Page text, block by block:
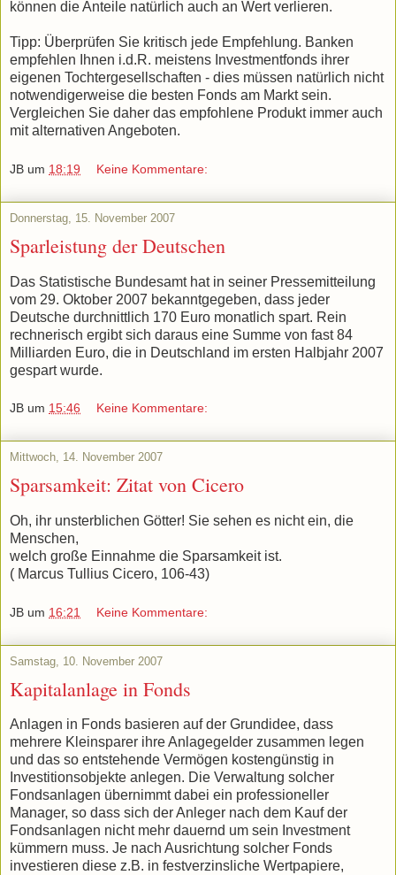
können die Anteile natürlich auch an Wert verlieren.
Tipp: Überprüfen Sie kritisch jede Empfehlung. Banken
empfehlen Ihnen i.d.R. meistens Investmentfonds ihrer
eigenen Tochtergesellschaften - dies müssen natürlich nicht
notwendigerweise die besten Fonds am Markt sein.
Vergleichen Sie daher das empfohlene Produkt immer auch
mit alternativen Angeboten.
JB um 18:19 Keine Kommentare:
Donnerstag, 15. November 2007
Sparleistung der Deutschen
Das Statistische Bundesamt hat in seiner Pressemitteilung
vom 29. Oktober 2007 bekanntgegeben, dass jeder
Deutsche durchnittlich 170 Euro monatlich spart. Rein
rechnerisch ergibt sich daraus eine Summe von fast 84
Milliarden Euro, die in Deutschland im ersten Halbjahr 2007
gespart wurde.
JB um 15:46 Keine Kommentare:
Mittwoch, 14. November 2007
Sparsamkeit: Zitat von Cicero
Oh, ihr unsterblichen Götter! Sie sehen es nicht ein, die
Menschen,
welch große Einnahme die Sparsamkeit ist.
( Marcus Tullius Cicero, 106-43)
JB um 16:21 Keine Kommentare:
Samstag, 10. November 2007
Kapitalanlage in Fonds
Anlagen in Fonds basieren auf der Grundidee, dass
mehrere Kleinsparer ihre Anlagegelder zusammen legen
und das so entstehende Vermögen kostengünstig in
Investitionsobjekte anlegen. Die Verwaltung solcher
Fondsanlagen übernimmt dabei ein professioneller
Manager, so dass sich der Anleger nach dem Kauf der
Fondsanlagen nicht mehr dauernd um sein Investment
kümmern muss. Je nach Ausrichtung solcher Fonds
investieren diese z.B. in festverzinsliche Wertpapiere,